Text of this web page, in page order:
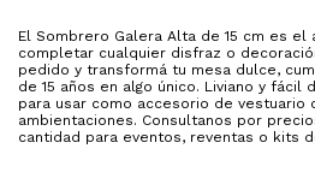
El Sombrero Galera Alta de 15 cm es el
completar cualquier disfraz o
pedido y transformá tu mesa dulce,
de 15 años en algo único. Liviano y fácil
para usar como accesorio de vestuario
ambientaciones. Consultanos por
cantidad para eventos, reventas o kits